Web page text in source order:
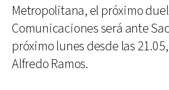
Metropolitana, el próximo
Comunicaciones será ante
próximo lunes desde las
Alfredo Ramos.